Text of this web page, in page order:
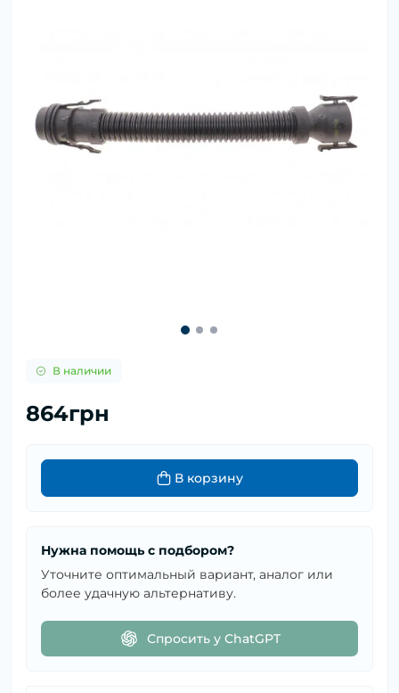
В наличии
864грн
В корзину
Нужна помощь с подбором?
Уточните оптимальный вариант, аналог или
более удачную альтернативу.
Спросить у ChatGPT